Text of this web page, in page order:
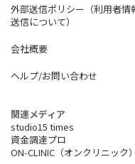
外部送信ポリシー（利用者情
送信について）
会社概要
ヘルプ/お問い合わせ
関連メディア
studio15 times
資金調達プロ
ON-CLINIC（オンクリニック）